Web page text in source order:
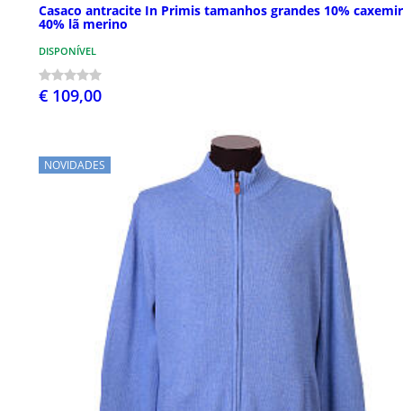
Casaco antracite In Primis tamanhos grandes 10%
40% lã merino
DISPONÍVEL
€ 109,00
NOVIDADES